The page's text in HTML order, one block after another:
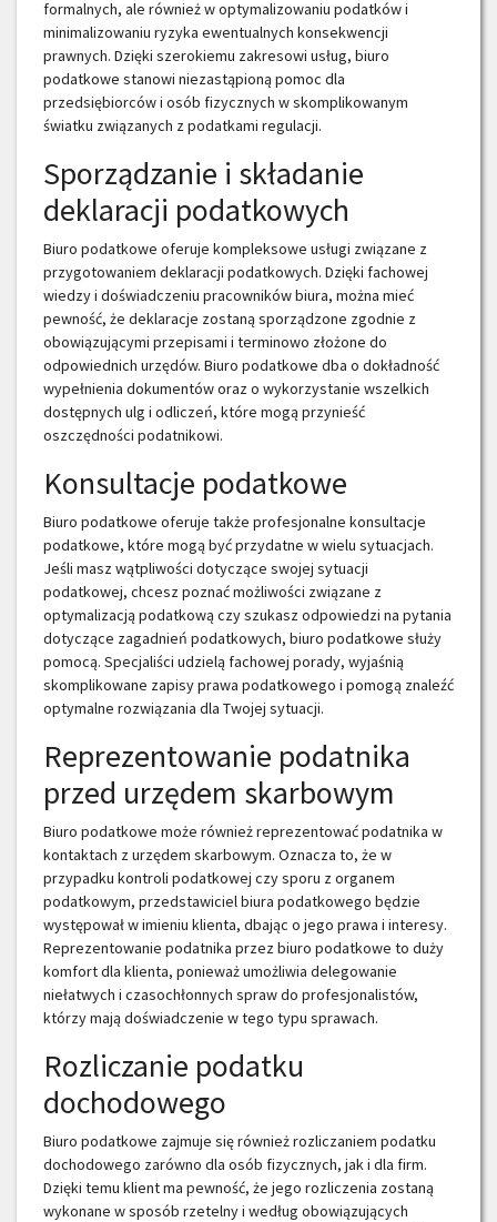
formalnych, ale również w optymalizowaniu podatków i
minimalizowaniu ryzyka ewentualnych konsekwencji
prawnych. Dzięki szerokiemu zakresowi usług, biuro
podatkowe stanowi niezastąpioną pomoc dla
przedsiębiorców i osób fizycznych w skomplikowanym
światku związanych z podatkami regulacji.
Sporządzanie i składanie
deklaracji podatkowych
Biuro podatkowe oferuje kompleksowe usługi związane z
przygotowaniem deklaracji podatkowych. Dzięki fachowej
wiedzy i doświadczeniu pracowników biura, można mieć
pewność, że deklaracje zostaną sporządzone zgodnie z
obowiązującymi przepisami i terminowo złożone do
odpowiednich urzędów. Biuro podatkowe dba o dokładność
wypełnienia dokumentów oraz o wykorzystanie wszelkich
dostępnych ulg i odliczeń, które mogą przynieść
oszczędności podatnikowi.
Konsultacje podatkowe
Biuro podatkowe oferuje także profesjonalne konsultacje
podatkowe, które mogą być przydatne w wielu sytuacjach.
Jeśli masz wątpliwości dotyczące swojej sytuacji
podatkowej, chcesz poznać możliwości związane z
optymalizacją podatkową czy szukasz odpowiedzi na pytania
dotyczące zagadnień podatkowych, biuro podatkowe służy
pomocą. Specjaliści udzielą fachowej porady, wyjaśnią
skomplikowane zapisy prawa podatkowego i pomogą znaleźć
optymalne rozwiązania dla Twojej sytuacji.
Reprezentowanie podatnika
przed urzędem skarbowym
Biuro podatkowe może również reprezentować podatnika w
kontaktach z urzędem skarbowym. Oznacza to, że w
przypadku kontroli podatkowej czy sporu z organem
podatkowym, przedstawiciel biura podatkowego będzie
występował w imieniu klienta, dbając o jego prawa i interesy.
Reprezentowanie podatnika przez biuro podatkowe to duży
komfort dla klienta, ponieważ umożliwia delegowanie
niełatwych i czasochłonnych spraw do profesjonalistów,
którzy mają doświadczenie w tego typu sprawach.
Rozliczanie podatku
dochodowego
Biuro podatkowe zajmuje się również rozliczaniem podatku
dochodowego zarówno dla osób fizycznych, jak i dla firm.
Dzięki temu klient ma pewność, że jego rozliczenia zostaną
wykonane w sposób rzetelny i według obowiązujących